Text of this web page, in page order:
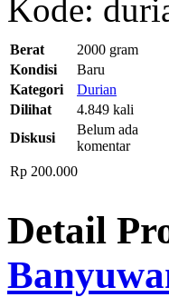
Kode:
Berat
2000 gram
Kondisi
Baru
Kategori
Durian
Dilihat
4.849 kali
Diskusi
Belum ada
komentar
Rp 200.000
Detail